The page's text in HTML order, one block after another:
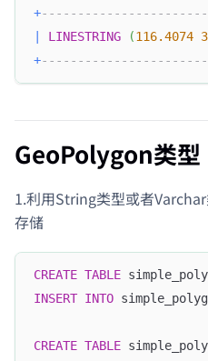
+
LINESTRING (116.4074
+
GeoPolygon类型
1.利用String类型或者
存储
CREATE TABLE
INSERT INTO
CREATE TABLE